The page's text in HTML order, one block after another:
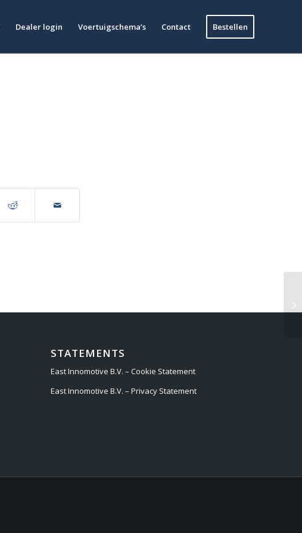
Dealer login Voertuigschema’s Contact Bestellen
STATEMENTS
East Innomotive B.V. – Cookie Statement
East Innomotive B.V. – Privacy Statement